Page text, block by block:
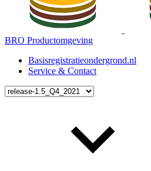
BRO Productomgeving
Basisregistratieondergrond.nl
Service & Contact